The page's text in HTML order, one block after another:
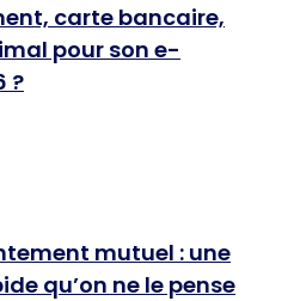
carte bancaire,
pour son e-
?
mutuel : une
qu’on ne le pense